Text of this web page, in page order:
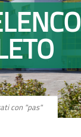
con "pas"